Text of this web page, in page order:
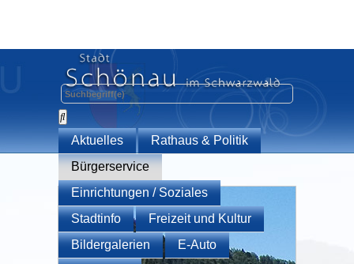
Aktuelles
Rathaus & Politik
Bürgerservice
Einrichtungen / Soziales
Stadtinfo
Freizeit und Kultur
Bildergalerien
E-Auto